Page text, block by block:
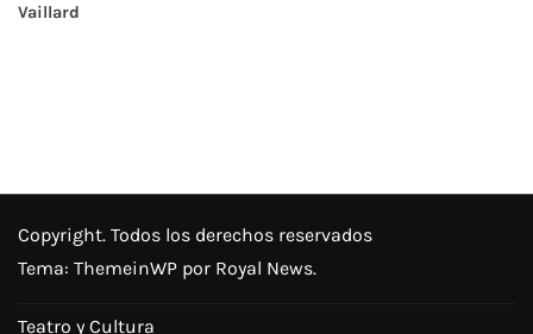
Vaillard
Copyright. Todos los derechos reservados
Tema: ThemeinWP por Royal News.
Teatro y Cultura